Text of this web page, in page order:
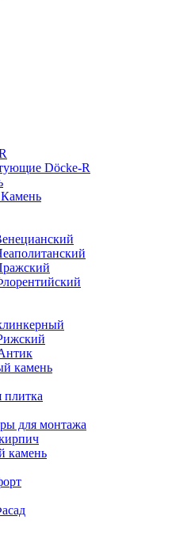
Döcke-R
камень
плитка
для монтажа
камень